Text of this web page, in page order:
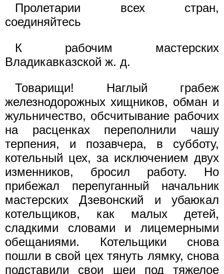
Пролетарии всех стран,
соединяйтесь
К рабочим мастерских
Владикавказской ж. д.
Товарищи! Наглый грабеж
железнодорожных хищников, обман и
жульничество, обсчитывание рабочих
на расценках переполнили чашу
терпения, и позавчера, в субботу,
котельный цех, за исключением двух
изменников, бросил работу. Но
прибежал перепуганный начальник
мастерских Дзевонский и убаюкал
котельщиков, как малых детей,
сладкими словами и лицемерными
обещаниями. Котельщики снова
пошли в свой цех тянуть лямку, снова
подставили свои шеи под тяжелое